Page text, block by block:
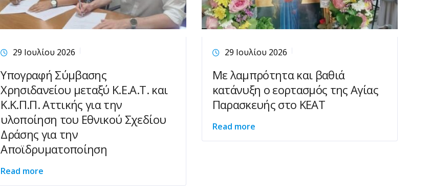
29 Ιουλίου 2026
Υπογραφή Σύμβασης
Χρησιδανείου μεταξύ Κ.Ε.Α.Τ. και
Κ.Κ.Π.Π. Αττικής για την
υλοποίηση του Εθνικού Σχεδίου
Δράσης για την
Αποϊδρυματοποίηση
Read more
29 Ιουλίου 2026
Με λαμπρότητα και βαθιά
κατάνυξη ο εορτασμός της Αγίας
Παρασκευής στο ΚΕΑΤ
Read more